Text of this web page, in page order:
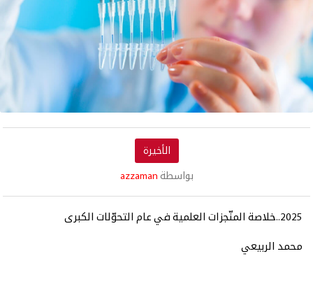
الأخيرة
بواسطة azzaman
2025..خلاصة المنّجزات العلمية في عام التحوّلات الكبرى
محمد الربيعي